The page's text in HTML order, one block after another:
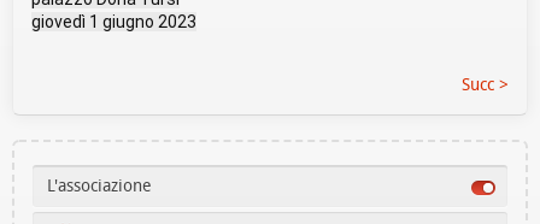
giovedì 1 giugno 2023
Succ >
L'associazione